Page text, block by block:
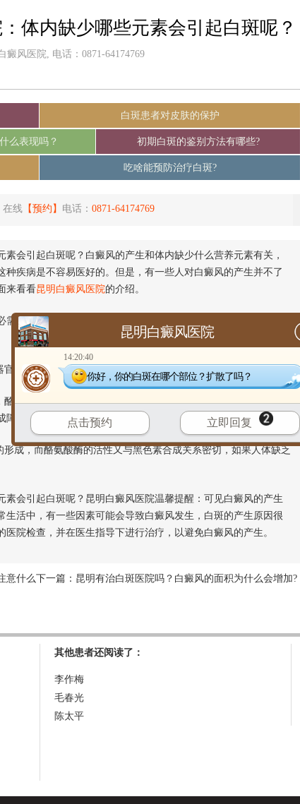
体内缺少哪些元素会引起白斑呢？
癜风医院, 电话：0871-64174769
白斑患者对皮肤的保护
么表现吗？ 初期白斑的鉴别方法有哪些?
吃啥能预防治疗白斑?
在线 【预约】 电话： 0871-64174769
引起白斑呢？白癜风的产生和体内缺少什么营养元素有关，
疾病是不容易医好的。但是，有一些人对白癜风的产生并不了
来看看昆明白癜风医院的介绍。
微量元素，其含量远远高于人体正常值的10%，这些铜离子可
，当人体内缺少这些元素时，就会引起白癜风。
酸酶的活性是一个重要的生物基础，一般来说，酪氨酸酶的活
障碍。
，而酪氨酸酶的活性又与黑色素合成关系密切，如果人体缺乏
会引起白斑呢？昆明白癜风医院温馨提醒：可见白癜风的产生
活中，有一些因素可能会导致白癜风发生，白斑的产生原因很
院检查，并在医生指导下进行治疗，以避免白癜风的产生。
意什么下一篇： 昆明有治白斑医院吗？白癜风的面积为什么会增加?
其他患者还阅读了：
李作梅
毛春光
陈太平
昆明白癜风医院
14:20:40
你好，你的白斑在哪个部位？扩散了吗？
点击预约 立即回复